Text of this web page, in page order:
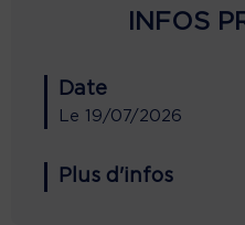
INFOS
Date
Le 19/07/2026
Plus d'infos